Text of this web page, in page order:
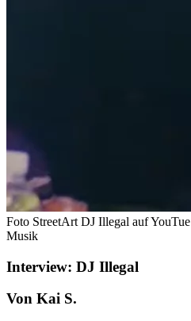
Foto StreetArt DJ Illegal auf YouTue
Musik
Interview: DJ Illegal
Von Kai S.